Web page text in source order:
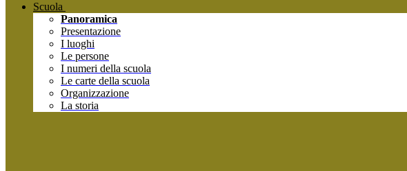
Scuola
Panoramica
Presentazione
I luoghi
Le persone
I numeri della scuola
Le carte della scuola
Organizzazione
La storia